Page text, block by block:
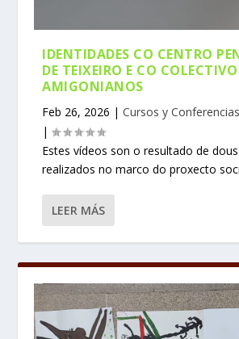
IDENTIDADES CO CENTRO
DE TEIXEIRO E CO COLECTIVO
AMIGONIANOS
Feb 26, 2026 |Cursos y Conferencias
|
Estes vídeos son o resultado de
realizados no marco do proxecto
LEER MÁS